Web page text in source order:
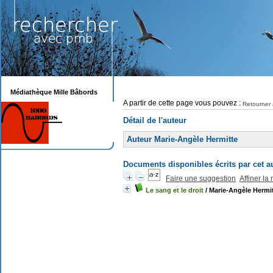
A partir de cette page vous pouvez : Retourner
Détail de l'auteur
Auteur Marie-Angèle Hermitte
Documents disponibles écrits par cet
Faire une suggestion Affiner la
Le sang et le droit / Marie-Angèle
Médiathèque Mille Bâbords